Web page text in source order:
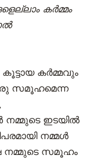
കർമ്മം
കർമ്മവും
സമൂഹമെന്ന
നമ്മുടെ ഇടയിൽ
നമ്മൾ
നമ്മുടെ സമൂഹം